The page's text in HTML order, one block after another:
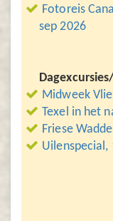
Fotoreis
sep 2026
Midweek
Texel in het
Friese
Uilenspecial,